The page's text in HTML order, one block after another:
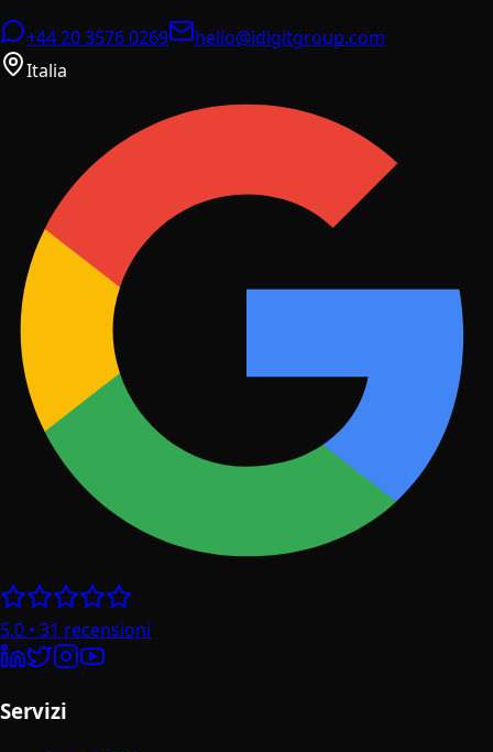
+44 20 3576 0269
hello@idigitgroup.com
Italia
5.0 • 31 recensioni
Servizi